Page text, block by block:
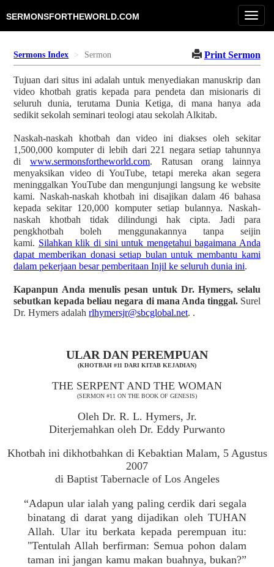
SERMONSFORTHEWORLD.COM
Sermons Index Sermon Print Sermon
Tujuan dari situs ini adalah untuk menyediakan manuskrip dan
video khotbah gratis kepada para pendeta dan misionaris di
seluruh dunia, terutama Dunia Ketiga, di mana hanya ada
sedikit sekolah seminari teologi atau sekolah Alkitab.
Naskah-naskah khotbah dan video ini diakses oleh sekitar
1,500,000 komputer di lebih dari 221 negara setiap tahunnya
di www.sermonsfortheworld.com. Ratusan orang lainnya
menyaksikan video di YouTube, tetapi mereka akan segera
meninggalkan YouTube dan mengunjungi langsung ke website
kami. Naskah-naskah khotbah ini disajikan dalam 46 bahasa
kepada sekitar 120,000 komputer setiap bulannya. Naskah-
naskah khotbah tidak dilindungi hak cipta. Jadi para
pengkhotbah boleh menggunakannya tanpa seijin
kami. Silahkan klik di sini untuk mengetahui bagaimana Anda
dapat memberikan donasi setiap bulan untuk membantu kami
dalam pekerjaan besar pemberitaan Injil ke seluruh dunia ini.
Kapanpun Anda menulis pesan untuk Dr. Hymers, selalu
sebutkan kepada beliau negara di mana Anda tinggal. Surel
Dr. Hymers adalahrlhymersjr@sbcglobal.net. .
ULAR DAN PEREMPUAN
(KHOTBAH #11 DARI KITAB KEJADIAN)
THE SERPENT AND THE WOMAN
(SERMON #11 ON THE BOOK OF GENESIS)
Oleh Dr. R. L. Hymers, Jr.
Diterjemahkan oleh Dr. Eddy Purwanto
Khotbah ini dikhotbahkan di Kebaktian Malam, 5 Agustus
2007
di Baptist Tabernacle of Los Angeles
“Adapun ular ialah yang paling cerdik dari segala
binatang di darat yang dijadikan oleh TUHAN
Allah. Ular itu berkata kepada perempuan itu:
"Tentulah Allah berfirman: Semua pohon dalam
taman ini jangan kamu makan buahnya, bukan?”